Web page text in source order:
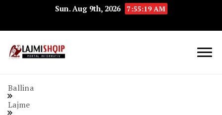
Sun. Aug 9th, 2026 7:55:20 AM
Ballina
Lajme